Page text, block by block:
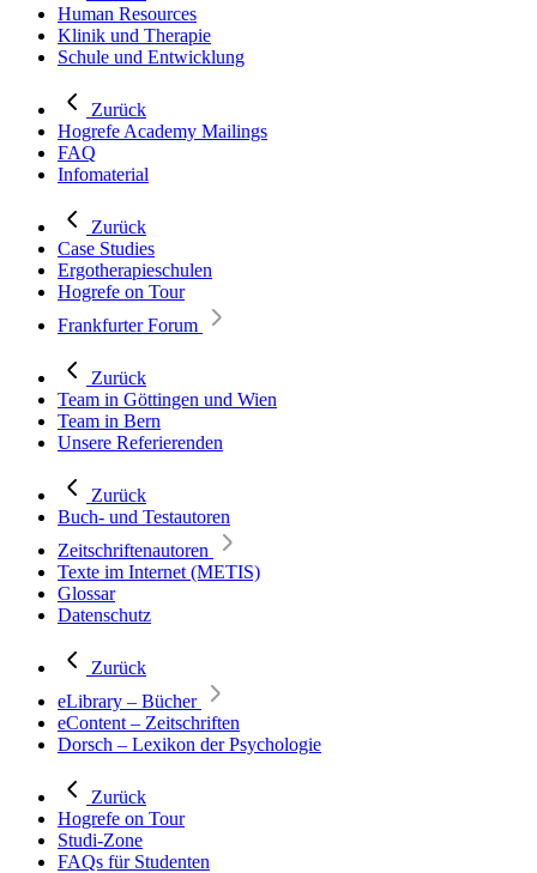
Human Resources
Klinik und Therapie
Schule und Entwicklung
Zurück
Hogrefe Academy Mailings
FAQ
Infomaterial
Zurück
Case Studies
Ergotherapieschulen
Hogrefe on Tour
Frankfurter Forum
Zurück
Team in Göttingen und Wien
Team in Bern
Unsere Referierenden
Zurück
Buch- und Testautoren
Zeitschriftenautoren
Texte im Internet (METIS)
Glossar
Datenschutz
Zurück
eLibrary – Bücher
eContent – Zeitschriften
Dorsch – Lexikon der Psychologie
Zurück
Hogrefe on Tour
Studi-Zone
FAQs für Studenten